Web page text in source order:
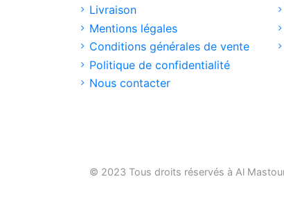
Livraison
Mentions légales
Conditions générales de vente
Politique de confidentialité
Nous contacter
© 2023 Tous droits réservés à Al